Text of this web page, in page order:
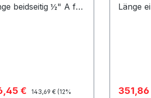
beidseitig ½" A für
€ Regulärer Preis:
143,69 € (12%
Länge
Seite